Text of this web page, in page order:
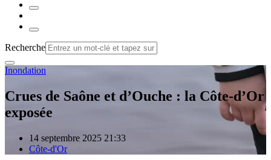
Recherche
Inondation
Crues de Saône et d’Ouche : la Côte-d’Or
exposée
14 septembre 2025 21:33
Côte-d'Or